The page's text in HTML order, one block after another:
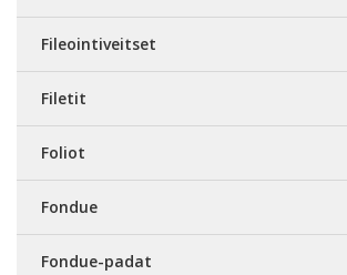
Fileointiveitset
Filetit
Foliot
Fondue
Fondue-padat